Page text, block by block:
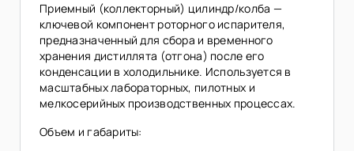
Приемный (коллекторный) цилиндр/колба —
ключевой компонент роторного испарителя,
предназначенный для сбора и временного
хранения дистиллята (отгона) после его
конденсации в холодильнике. Используется в
масштабных лабораторных, пилотных и
мелкосерийных производственных процессах.
Объем и габариты: